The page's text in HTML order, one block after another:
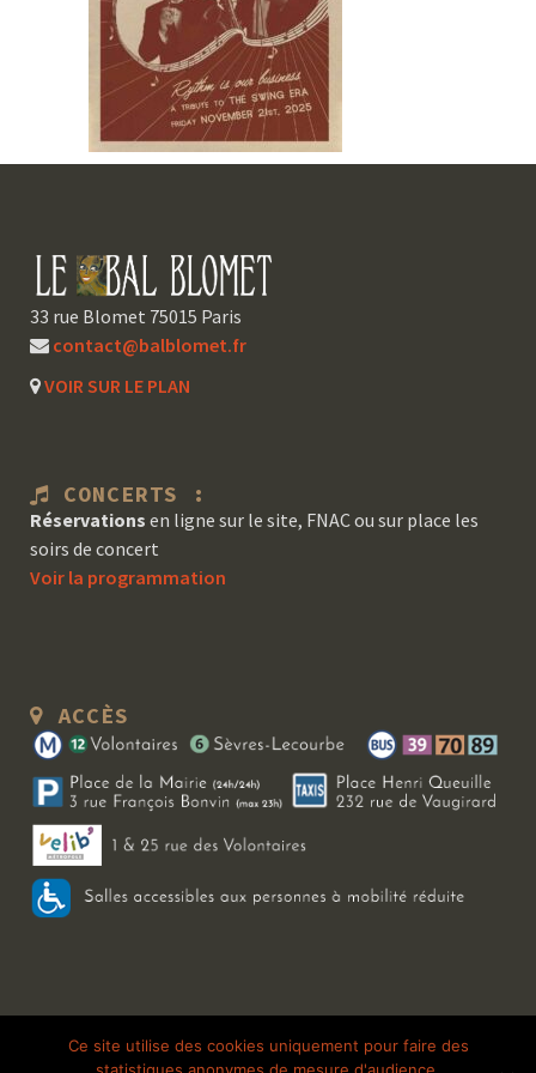
33 rue Blomet 75015 Paris
contact@balblomet.fr
VOIR SUR LE PLAN
CONCERTS :
Réservations en ligne sur le site, FNAC ou sur place les
soirs de concert
Voir la programmation
ACCÈS
Copyright 2026 Le Bal Blomet | Tous droits réservés | Mentions légales
Ce site utilise des cookies uniquement pour faire des